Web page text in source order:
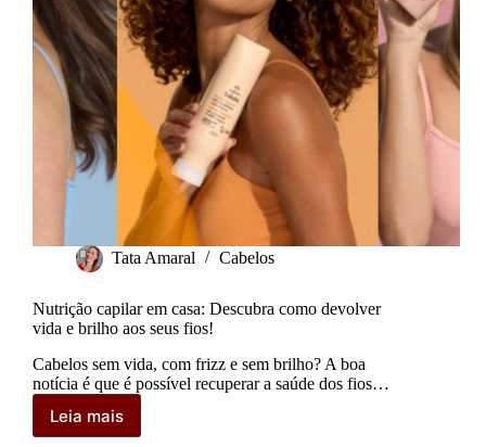
Tata Amaral Cabelos
Nutrição capilar em casa: Descubra como devolver
vida e brilho aos seus fios!
Cabelos sem vida, com frizz e sem brilho? A boa
notícia é que é possível recuperar a saúde dos fios…
Leia mais
Nutrição